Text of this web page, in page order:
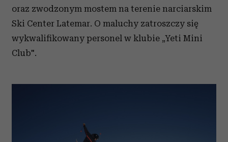
oraz zwodzonym mostem na terenie narciarskim
Ski Center Latemar. O maluchy zatroszczy się
wykwalifikowany personel w klubie „Yeti Mini
Club".